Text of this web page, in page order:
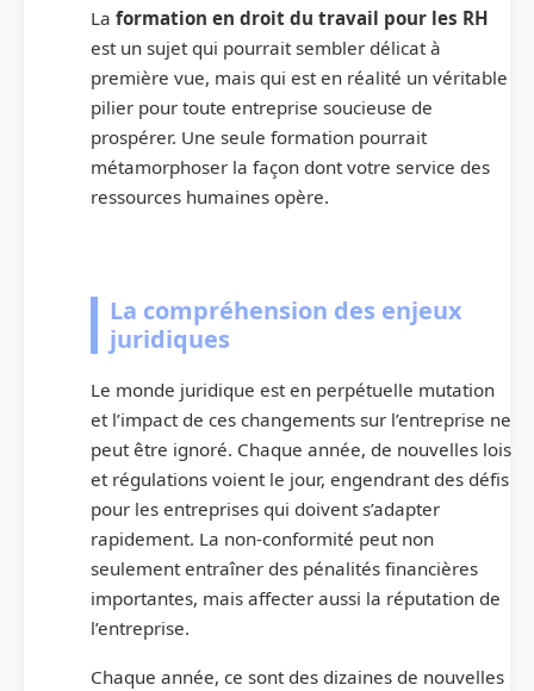
La formation en droit du travail pour les RH
est un sujet qui pourrait sembler délicat à
première vue, mais qui est en réalité un véritable
pilier pour toute entreprise soucieuse de
prospérer. Une seule formation pourrait
métamorphoser la façon dont votre service des
ressources humaines opère.
La compréhension des enjeux
juridiques
Le monde juridique est en perpétuelle mutation
et l’impact de ces changements sur l’entreprise ne
peut être ignoré. Chaque année, de nouvelles lois
et régulations voient le jour, engendrant des défis
pour les entreprises qui doivent s’adapter
rapidement. La non-conformité peut non
seulement entraîner des pénalités financières
importantes, mais affecter aussi la réputation de
l’entreprise.
Chaque année, ce sont des dizaines de nouvelles